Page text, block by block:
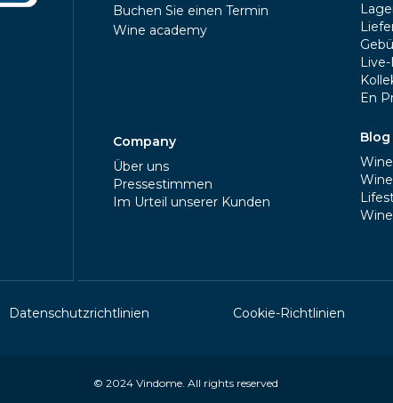
Buchen Sie einen Termin
Wine academy
Company
Über uns
Pressestimmen
Im Urteil unserer Kunden
En
Blog
Datenschutzrichtlinien Cookie-Richtlinien
© 2024 Vindome. All rights reserved